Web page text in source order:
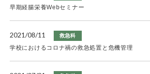
早期経腸栄養Webセミナー
2021/08/11 救急科
学校におけるコロナ禍の救急処置と危機管理